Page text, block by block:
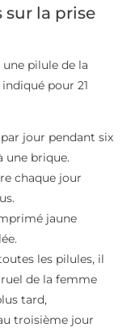
la prise
pilule de la
pour 21
jour pendant six
une brique.
chaque jour
jaune
les pilules, il
de la femme
tard,
troisième jour